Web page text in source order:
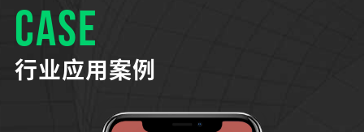
CASE
行业应用案例